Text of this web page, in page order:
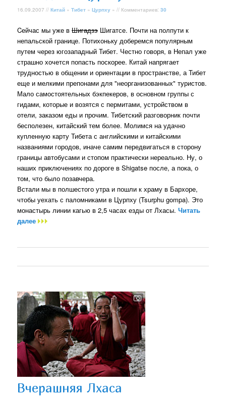
16.09.2007 //Китай »Тибет »Цурпху » // Комментариев:30
Cейчас мы уже вШигадзэ Шигатсе. Почти на полпути к
непальской границе. Потихоньку доберемся популярным
путем через югозападный Тибет. Честно говоря, в Непал уже
страшно хочется попасть поскорее. Китай напрягает
трудностью в общении и ориентации в пространстве, а Тибет
еще и мелкими препонами для "неорганизованных" туристов.
Мало самостоятельных бэкпекеров, в основном группы с
гидами, которые и возятся с пермитами, устройством в
отели, заказом еды и прочим. Тибетский разговорник почти
бесполезен, китайский тем более. Молимся на удачно
купленную карту Тибета с английскими и китайскими
названиями городов, иначе самим передвигаться в сторону
границы автобусами и стопом практически нереально. Ну, о
наших приключениях по дороге в Shigatse после, а пока, о
том, что было позавчера.
Встали мы в полшестого утра и пошли к храму в Бархоре,
чтобы уехать с паломниками в Цурпху (Tsurphu gompa). Это
монастырь линии кагью в 2,5 часах езды от Лхасы.Читать
далее
Вчерашняя Лхаса